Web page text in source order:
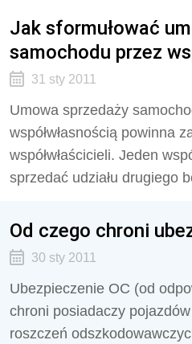
Jak sformułować
samochodu przez
31 sty 2011
Umowa sprzedaży
współwłasnością powinna
współwłaścicieli. Jeden
sprzedać udziału drugiego
Od czego chroni
30 sty 2011
Ubezpieczenie OC (od
chroni posiadaczy
roszczeń